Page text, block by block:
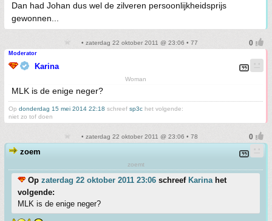
Dan had Johan dus wel de zilveren persoonlijkheidsprijs
gewonnen...
• zaterdag 22 oktober 2011 @ 23:06 • 77
Moderator
Karina
Woman
MLK is de enige neger?
Op donderdag 15 mei 2014 22:18 schreef sp3c het volgende:
niet zo tof doen
• zaterdag 22 oktober 2011 @ 23:06 • 78
zoem
zoemt
Op zaterdag 22 oktober 2011 23:06 schreef Karinahet
volgende:
MLK is de enige neger?